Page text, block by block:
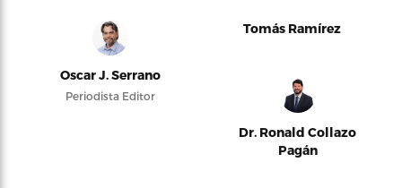
Oscar J. Serrano
Periodista Editor
Tomás Ramírez
Dr. Ronald Collazo
Pagán